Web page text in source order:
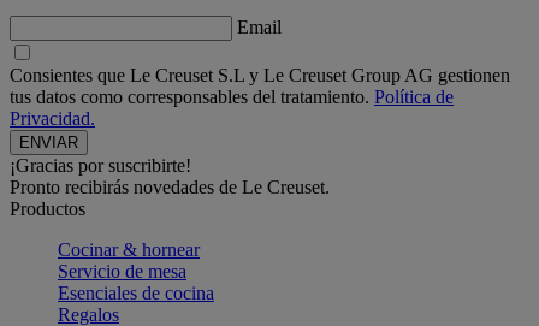
Email
Consientes que Le Creuset S.L y Le Creuset Group AG gestionen
tus datos como corresponsables del tratamiento. Política de
Privacidad.
¡Gracias por suscribirte!
Pronto recibirás novedades de Le Creuset.
Productos
Cocinar & hornear
Servicio de mesa
Esenciales de cocina
Regalos